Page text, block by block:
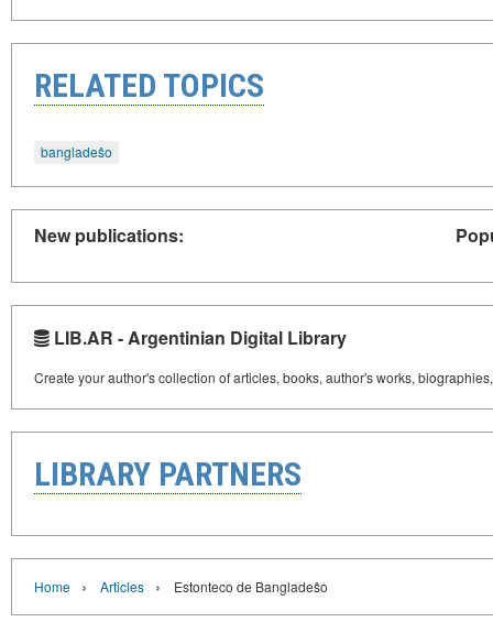
RELATED TOPICS
bangladeŝo
New publications:
LIB.AR - Argentinian Digital Library
Create your author's collection of articles, books, author's works,
LIBRARY PARTNERS
Home › Articles › Estonteco de Bangladeŝo